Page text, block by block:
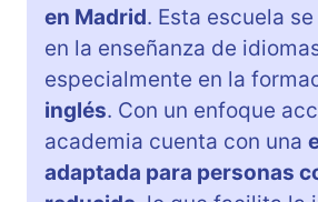
en Madrid. Esta escuela
en la enseñanza de
especialmente en la
inglés. Con un enfoque
academia cuenta con una
adaptada para personas